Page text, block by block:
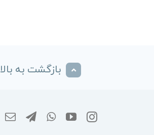
بازگشت به بالا